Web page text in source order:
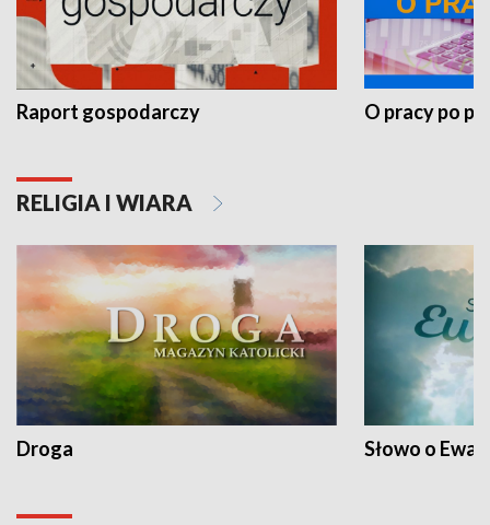
Raport gospodarczy O pracy po
RELIGIA I WIARA
Droga Słowo o